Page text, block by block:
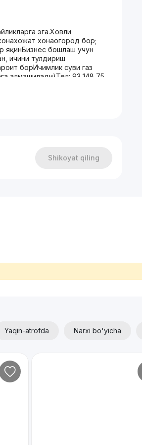
эга.Ховли
хонаогород бор;
яқинБизнес бошлаш учун
ичини тулдириш
борИчимлик суви газ
алмашилади)Тел: 93 148 75
Shikoyat qiling
Yaqin-atrofda Narxi bo'yicha